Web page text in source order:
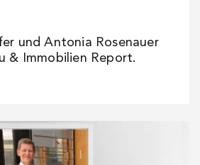
und Antonia Rosenauer
& Immobilien Report.